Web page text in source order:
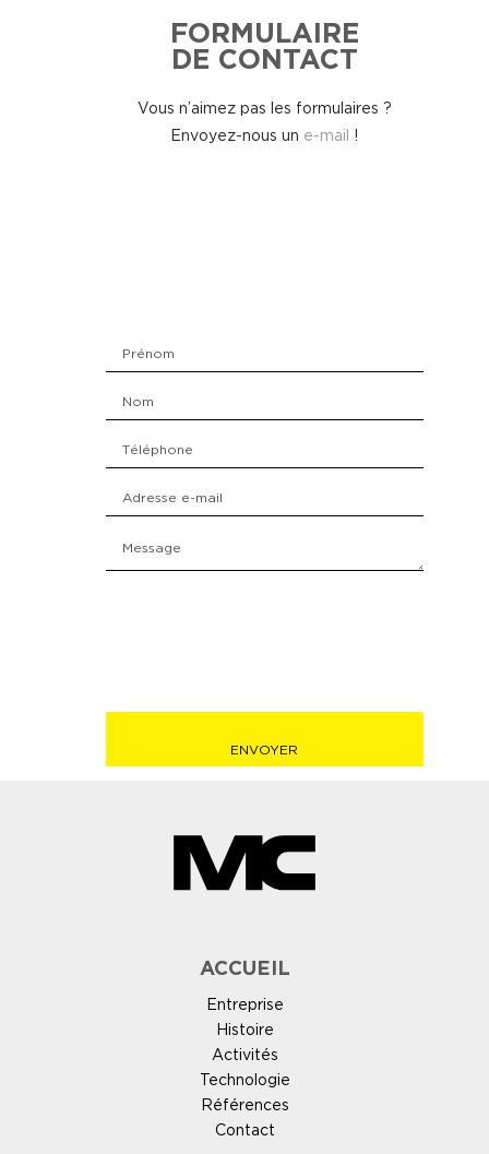
FORMULAIRE
DE CONTACT
Vous n’aimez pas les formulaires ?
Envoyez-nous un e-mail !
ACCUEIL
Entreprise
Histoire
Activités
Technologie
Références
Contact